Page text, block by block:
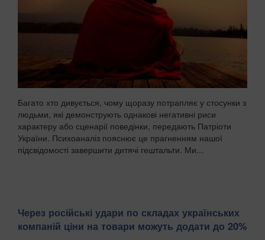
Багато хто дивується, чому щоразу потрапляє у стосунки з
людьми, які демонструють однакові негативні риси
характеру або сценарії поведінки, передають Патріоти
України. Психоаналіз пояснює це прагненням нашої
підсвідомості завершити дитячі гештальти. Ми...
Через російські удари по складах українських
компаній ціни на товари можуть додати до 20%